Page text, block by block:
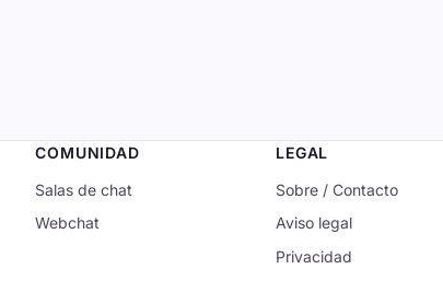
COMUNIDAD
Salas de chat
Webchat
LEGAL
Sobre / Contacto
Aviso legal
Privacidad